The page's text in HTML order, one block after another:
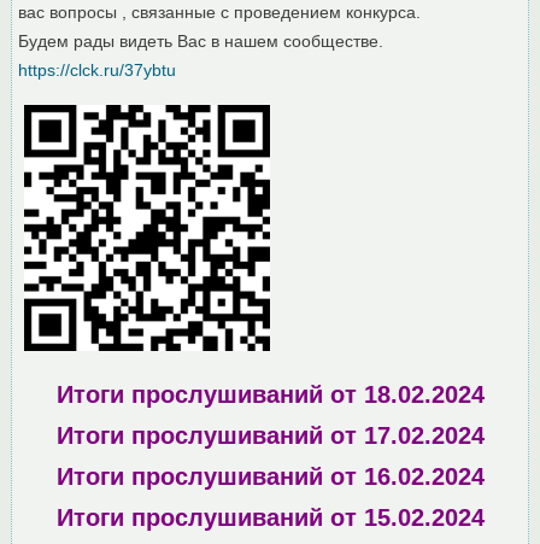
вас вопросы , связанные с проведением конкурса.
Будем рады видеть Вас в нашем сообществе.
https://clck.ru/37ybtu
Итоги прослушиваний от 18.02.2024
Итоги прослушиваний от 17.02.2024
Итоги прослушиваний от 16.02.2024
Итоги прослушиваний от 15.02.2024